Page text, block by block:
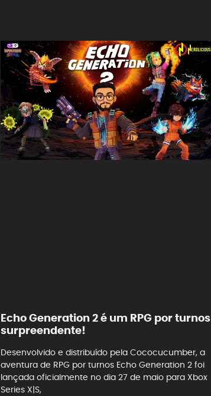
Echo Generation 2 é um RPG por turnos
surpreendente!
Desenvolvido e distribuído pela Cococucumber, a
aventura de RPG por turnos Echo Generation 2 foi
lançada oficialmente no dia 27 de maio para Xbox
Series X|S,